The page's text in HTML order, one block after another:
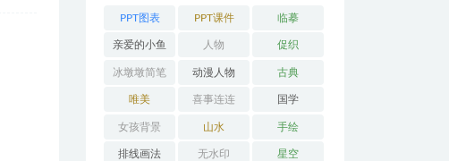
PPT图表 PPT课件 临摹
亲爱的小鱼 人物 促织
冰墩墩简笔
画
动漫人物 古典
唯美 喜事连连 国学
女孩背景 山水 手绘
排线画法 无水印 星空